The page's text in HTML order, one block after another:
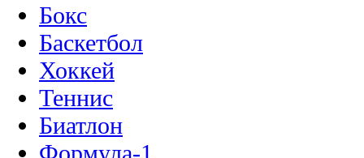
Бокс
Баскетбол
Хоккей
Теннис
Биатлон
Формула-1